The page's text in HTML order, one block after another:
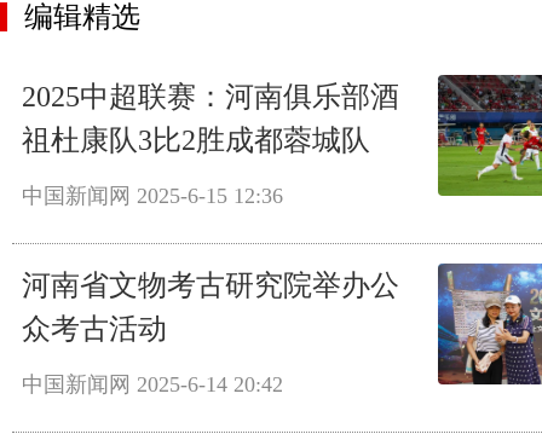
编辑精选
2025中超联赛：河南俱乐部酒
祖杜康队3比2胜成都蓉城队
中国新闻网 2025-6-15 12:36
河南省文物考古研究院举办公
众考古活动
中国新闻网 2025-6-14 20:42